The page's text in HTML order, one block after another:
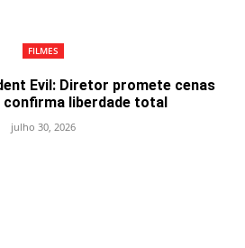
FILMES
Evil: Diretor promete cenas
confirma liberdade total
julho 30, 2026